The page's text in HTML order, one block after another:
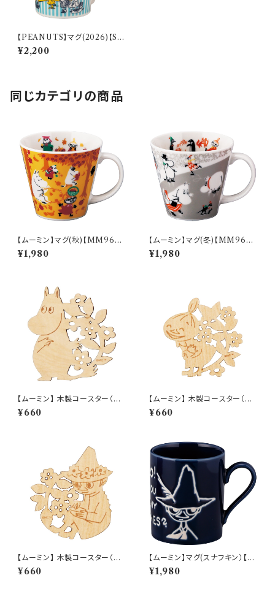
【PEANUTS】マグ(2026)【SN
2026】SN2026-11
¥2,200
同じカテゴリの商品
【ムーミン】マグ(秋)【MM960
0】MM9603-11
¥1,980
【ムーミン】マグ(冬)【MM960
0】MM9604-11
¥1,980
【ムーミン】 木製コースター（ム
ーミン）【木製コースター】
¥660
【ムーミン】 木製コースター（リト
ルミイ）【木製コースター】
¥660
【ムーミン】 木製コースター（ス
ナフキン）【木製コースター】
¥660
【ムーミン】マグ(スナフキン）【M
M9000】MM9003-11
¥1,980